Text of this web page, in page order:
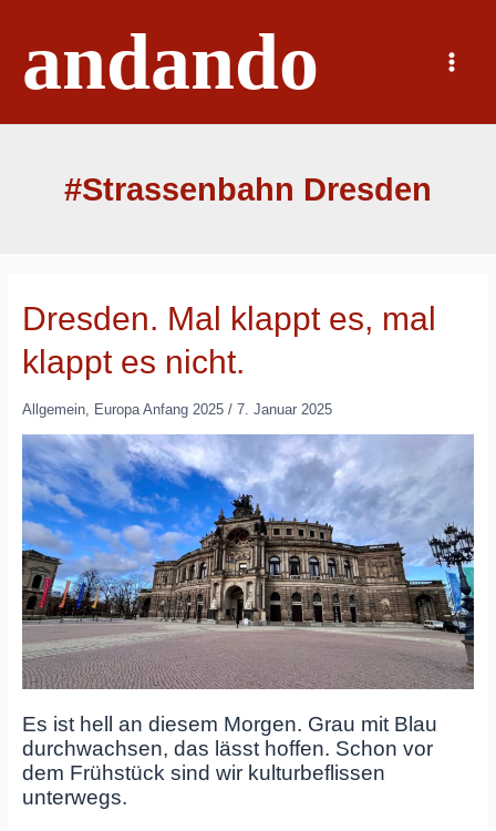
springenandando
Main
Menu
#Strassenbahn Dresden
Dresden. Mal klappt es, mal
klappt es nicht.
Allgemein, Europa Anfang 2025/ 7. Januar 2025
Es ist hell an diesem Morgen. Grau mit Blau
durchwachsen, das lässt hoffen. Schon vor
dem Frühstück sind wir kulturbeflissen
unterwegs.